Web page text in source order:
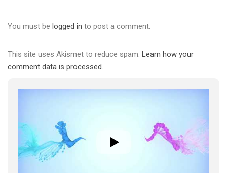
You must be logged in to post a comment.
This site uses Akismet to reduce spam. Learn how your
comment data is processed.